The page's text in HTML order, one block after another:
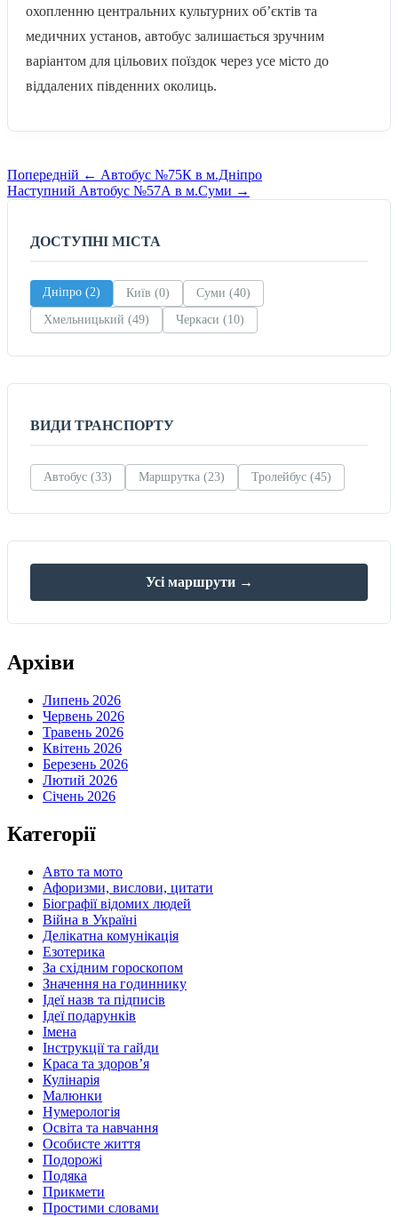
охопленню центральних культурних об’єктів та
медичних установ, автобус залишається зручним
варіантом для цільових поїздок через усе місто до
віддалених південних околиць.
Навігація
записів
Попередній
маршрут
Попередній ← Автобус №75К в м.Дніпро
Наступний
маршрут
Наступний Автобус №57А в м.Суми →
ДОСТУПНІ МІСТА
Дніпро (2) Київ (0)
Суми (40)
Хмельницький (49)
Черкаси (10)
ВИДИ ТРАНСПОРТУ
Автобус (33) Маршрутка (23) Тролейбус (45)
Усі маршрути →
Архіви
Липень 2026
Червень 2026
Травень 2026
Квітень 2026
Березень 2026
Лютий 2026
Січень 2026
Категорії
Авто та мото
Афоризми, вислови, цитати
Біографії відомих людей
Війна в Україні
Делікатна комунікація
Езотерика
За східним гороскопом
Значення на годиннику
Ідеї назв та підписів
Ідеї подарунків
Імена
Інструкції та гайди
Краса та здоровʼя
Кулінарія
Малюнки
Нумерологія
Освіта та навчання
Особисте життя
Подорожі
Подяка
Прикмети
Простими словами